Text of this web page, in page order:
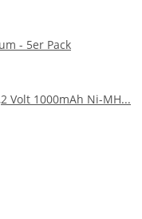
- 5er Pack